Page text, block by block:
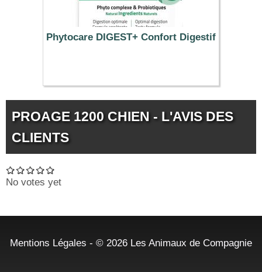
Phytocare DIGEST+ Confort Digestif
11.34 €
PROAGE 1200 CHIEN - L'AVIS DES
CLIENTS
No votes yet
Mentions Légales - © 2026 Les Animaux de Compagnie